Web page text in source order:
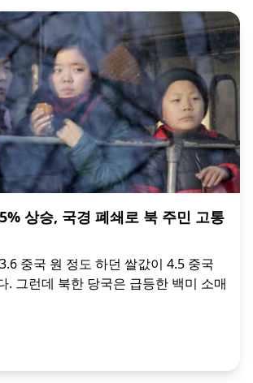
상승, 국경 폐쇄로 북 주민 고통
중국 원 정도 하던 쌀값이 4.5 중국
. 그런데 북한 당국은 급등한 백미 소매